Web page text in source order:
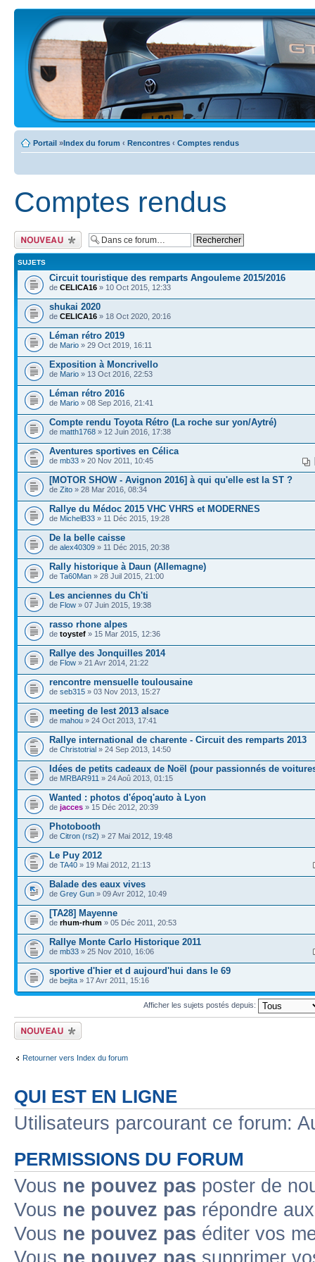
Portail »Index du forum ‹ Rencontres ‹ Comptes rendus
Comptes rendus
Ecrire un nouveau
sujet
SUJETS
Circuit touristique des remparts Angouleme 2015/2016
de CELICA16 » 10 Oct 2015, 12:33
shukai 2020
de CELICA16 » 18 Oct 2020, 20:16
Léman rétro 2019
de Mario » 29 Oct 2019, 16:11
Exposition à Moncrivello
de Mario » 13 Oct 2016, 22:53
Léman rétro 2016
de Mario » 08 Sep 2016, 21:41
Compte rendu Toyota Rétro (La roche sur yon/Aytré)
de matth1768 » 12 Juin 2016, 17:38
Aventures sportives en Célica
de mb33 » 20 Nov 2011, 10:45
[MOTOR SHOW - Avignon 2016] à qui qu'elle est la ST ?
de Zito » 28 Mar 2016, 08:34
Rallye du Médoc 2015 VHC VHRS et MODERNES
de MichelB33 » 11 Déc 2015, 19:28
De la belle caisse
de alex40309 » 11 Déc 2015, 20:38
Rally historique à Daun (Allemagne)
de Ta60Man » 28 Juil 2015, 21:00
Les anciennes du Ch'ti
de Flow » 07 Juin 2015, 19:38
rasso rhone alpes
de toystef » 15 Mar 2015, 12:36
Rallye des Jonquilles 2014
de Flow » 21 Avr 2014, 21:22
rencontre mensuelle toulousaine
de seb315 » 03 Nov 2013, 15:27
meeting de lest 2013 alsace
de mahou » 24 Oct 2013, 17:41
Rallye international de charente - Circuit des remparts 2013
de Christotrial » 24 Sep 2013, 14:50
Idées de petits cadeaux de Noël (pour passionnés de
de MRBAR911 » 24 Aoû 2013, 01:15
Wanted : photos d'époq'auto à Lyon
de jacces » 15 Déc 2012, 20:39
Photobooth
de Citron (rs2) » 27 Mai 2012, 19:48
Le Puy 2012
de TA40 » 19 Mai 2012, 21:13
Balade des eaux vives
de Grey Gun » 09 Avr 2012, 10:49
[TA28] Mayenne
de rhum-rhum » 05 Déc 2011, 20:53
Rallye Monte Carlo Historique 2011
de mb33 » 25 Nov 2010, 16:06
sportive d'hier et d aujourd'hui dans le 69
de bejita » 17 Avr 2011, 15:16
Afficher les sujets postés depuis:
Ecrire un nouveau
sujet
Retourner vers Index du forum
QUI EST EN LIGNE
Utilisateurs parcourant ce forum:
PERMISSIONS DU FORUM
Vous ne pouvez pas poster de
Vous ne pouvez pas répondre
Vous ne pouvez pas éditer vos
Vous ne pouvez pas supprimer